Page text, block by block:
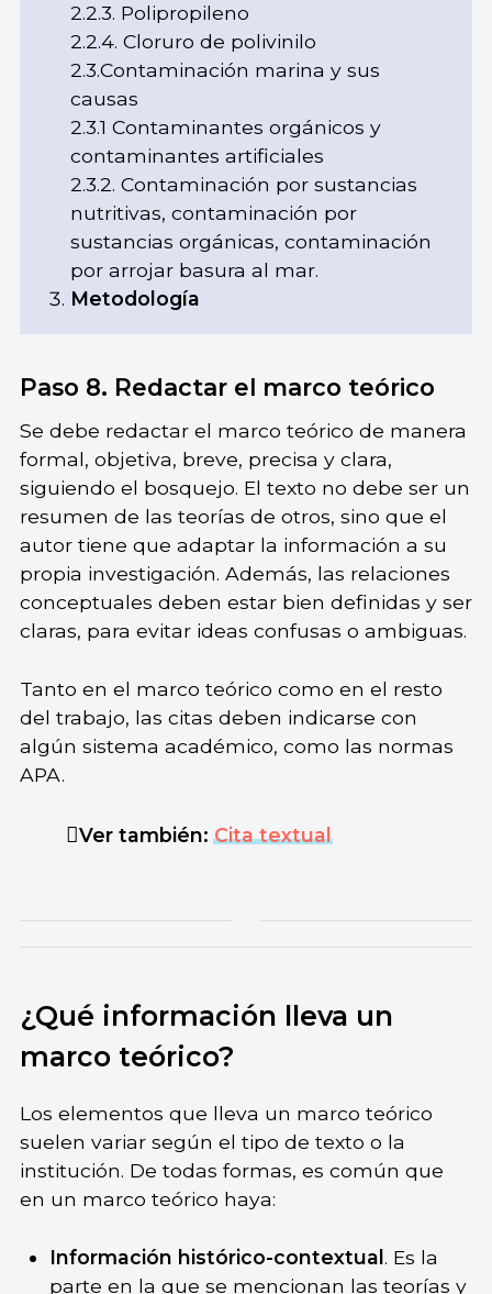
2.2.3. Polipropileno
2.2.4. Cloruro de polivinilo
2.3.Contaminación marina y sus
causas
2.3.1 Contaminantes orgánicos y
contaminantes artificiales
2.3.2. Contaminación por sustancias
nutritivas, contaminación por
sustancias orgánicas, contaminación
por arrojar basura al mar.
Metodología
Paso 8. Redactar el marco teórico
Se debe redactar el marco teórico de manera
formal, objetiva, breve, precisa y clara,
siguiendo el bosquejo. El texto no debe ser un
resumen de las teorías de otros, sino que el
autor tiene que adaptar la información a su
propia investigación. Además, las relaciones
conceptuales deben estar bien definidas y ser
claras, para evitar ideas confusas o ambiguas.
Tanto en el marco teórico como en el resto
del trabajo, las citas deben indicarse con
algún sistema académico, como las normas
APA.
Ver también:Cita textual
¿Qué información lleva un
marco teórico?
Los elementos que lleva un marco teórico
suelen variar según el tipo de texto o la
institución. De todas formas, es común que
en un marco teórico haya:
Información histórico-contextual. Es la
parte en la que se mencionan las teorías y